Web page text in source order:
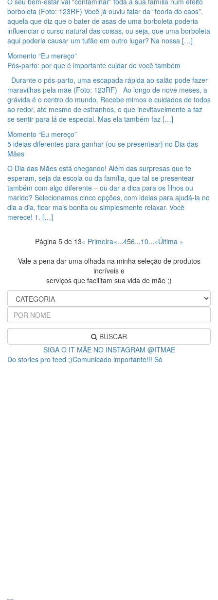
borboleta (Foto: 123RF) Você já ouviu falar da “teoria do caos”,
aquela que diz que o bater de asas de uma borboleta poderia
influenciar o curso natural das coisas, ou seja, que uma borboleta
aqui poderia causar um tufão em outro lugar? Na nossa […]
Momento “Eu mereço”
Pós-parto: por que é importante cuidar de você também
Durante o pós-parto, uma escapada rápida ao salão pode fazer
maravilhas pela mãe (Foto: 123RF) Ao longo de nove meses, a
grávida é o centro do mundo. Recebe mimos e cuidados de todos
ao redor, até mesmo de estranhos, o que inevitavelmente a faz
se sentir para lá de especial. Mas ela também faz […]
Momento “Eu mereço”
5 ideias diferentes para ganhar (ou se presentear) no Dia das
Mães
O Dia das Mães está chegando! Além das surpresas que te
esperam, seja da escola ou da família, que tal se presentear
também com algo diferente – ou dar a dica para os filhos ou
marido? Selecionamos cinco opções, com ideias para ajudá-la no
dia a dia, ficar mais bonita ou simplesmente relaxar. Você
merece! 1. […]
Página 5 de 13« Primeira«...456...10...»Última »
Vale a pena dar uma olhada na minha seleção de produtos
incríveis e
serviços que facilitam sua vida de mãe ;)
BUSCAR
SIGA O IT MÃE NO INSTAGRAM @ITMAE
Do stories pro feed ;)Comunicado importante!!! Só